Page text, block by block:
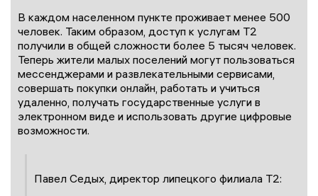
В каждом населенном пункте проживает менее 500
человек. Таким образом, доступ к услугам T2
получили в общей сложности более 5 тысяч человек.
Теперь жители малых поселений могут пользоваться
мессенджерами и развлекательными сервисами,
совершать покупки онлайн, работать и учиться
удаленно, получать государственные услуги в
электронном виде и использовать другие цифровые
возможности.
Павел Седых, директор липецкого филиала T2: